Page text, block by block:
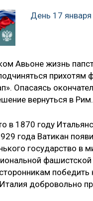
День 17 января
Авьоне жизнь
прихотям
Опасаясь
вернуться в
в 1870 году
года Ватикан
государство в
фашистской
победить
добровольно